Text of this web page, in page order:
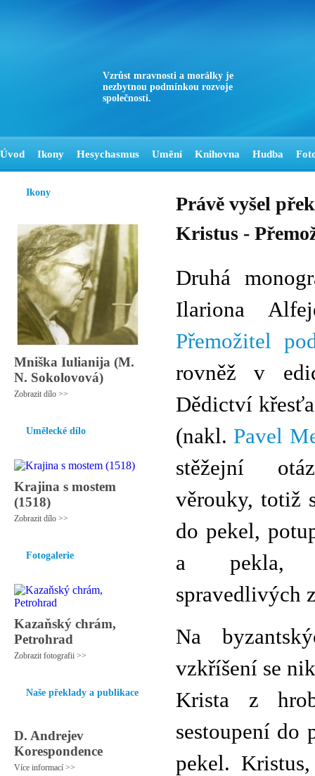
Vzrůst mravnosti a morálky je
nezbytnou podmínkou rozvoje
společnosti.
Úvod Ikony Hesychasmus Umění Knihovna Hudba
Ikony
Mniška Iulianija (M.
N. Sokolovová)
Zobrazit dílo >>
Umělecké dílo
Krajina s mostem
(1518)
Zobrazit dílo >>
Fotogalerie
Kazaňský chrám,
Petrohrad
Zobrazit fotografii >>
Naše překlady a publikace
D. Andrejev
Korespondence
Více informací >>
Právě vyšel
Kristus -
Druhá
Ilariona
Přemožitel
rovněž v
Dědictví
(nakl. Pavel
stěžejní
věrouky, totiž
do pekel,
a pekla,
spravedlivých
Na
vzkříšení se
Krista z
sestoupení do
pekel.